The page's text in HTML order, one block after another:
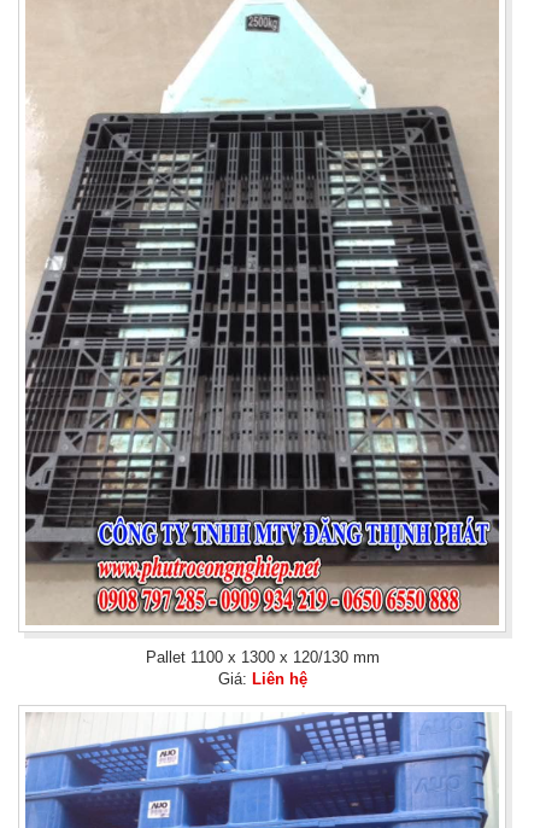
chỉ = 50% giá mới,
Pallet 1100 x 1300 x 120/130 mm
Giá: Liên hệ